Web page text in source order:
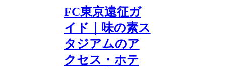
FC東京遠征ガ
イド｜味の素ス
タジアムのア
クセス・ホテ